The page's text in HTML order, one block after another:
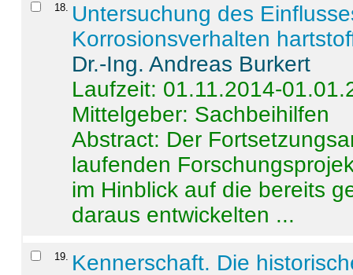
18
Untersuchung des
Korrosionsverhalten
Dr.-Ing. Andreas Burkert
Laufzeit: 01.11.2014-
Mittelgeber: Sachbeihilfen
Abstract: Der
laufenden
im Hinblick auf die bereits
daraus entwickelten ...
19
Kennerschaft. Die